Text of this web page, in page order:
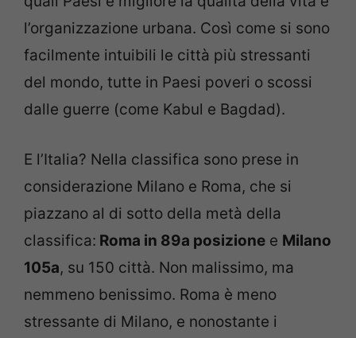
l’organizzazione urbana. Così come si sono
facilmente intuibili le città più stressanti
del mondo, tutte in Paesi poveri o scossi
dalle guerre (come Kabul e Bagdad).
E l’Italia? Nella classifica sono prese in
considerazione Milano e Roma, che si
piazzano al di sotto della metà della
classifica: Roma in 89a posizione e Milano
105a, su 150 città. Non malissimo, ma
nemmeno benissimo. Roma è meno
stressante di Milano, e nonostante i